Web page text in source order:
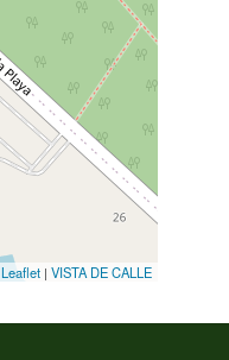
Leaflet | VISTA DE CALLE